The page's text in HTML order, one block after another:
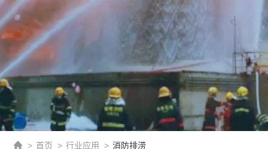
> 首页 > 行业应用 > 消防排涝